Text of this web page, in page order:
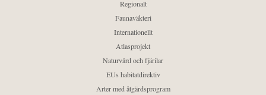
Regionalt
Faunaväkteri
Internationellt
Atlasprojekt
Naturvård och fjärilar
EUs habitatdirektiv
Arter med åtgärdsprogram